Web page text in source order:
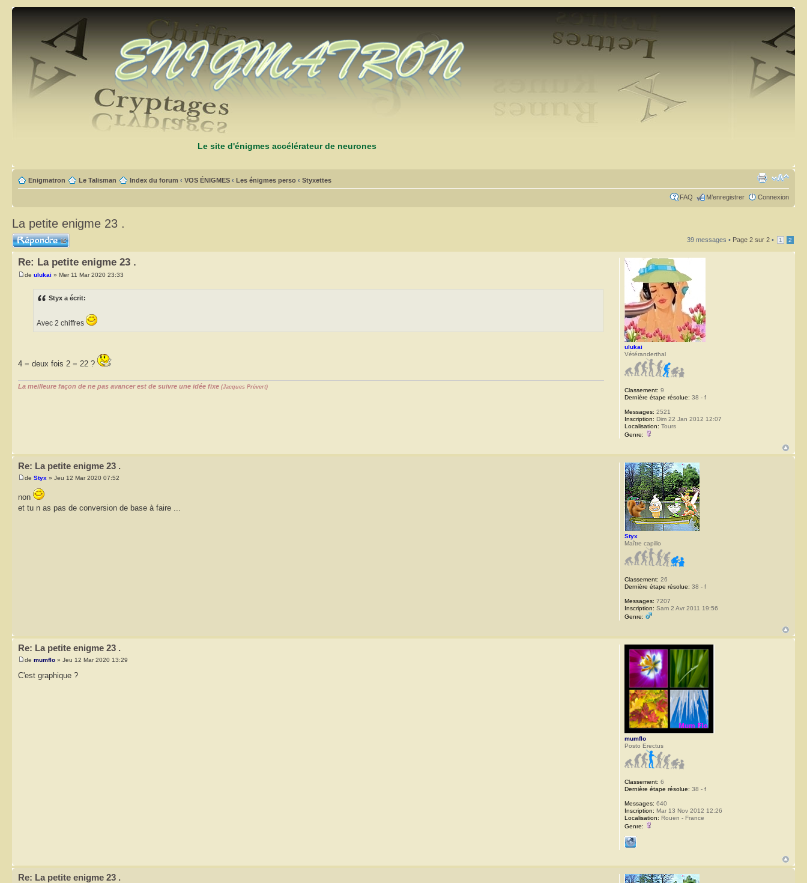
Le site d'énigmes accélérateur de neurones
Enigmatron Le Talisman Index du forum ‹ VOS ÉNIGMES ‹ Les énigmes perso ‹ Styxettes
FAQ M’enregistrer Connexion
La petite enigme 23 .
Répondre 39 messages • Page 2 sur 2 • 1 2
Re: La petite enigme 23 .
de ulukai » Mer 11 Mar 2020 23:33
Styx a écrit:
Avec 2 chiffres
4 = deux fois 2 = 22 ?
La meilleure façon de ne pas avancer est de suivre une idée fixe (Jacques Prévert)
ulukai
Vétéranderthal
Classement: 9
Dernière étape résolue: 38 - f
Messages: 2521
Inscription: Dim 22 Jan 2012 12:07
Localisation: Tours
Genre:
Re: La petite enigme 23 .
de Styx » Jeu 12 Mar 2020 07:52
non
et tu n as pas de conversion de base à faire ...
Styx
Maître capillo
Classement: 26
Dernière étape résolue: 38 - f
Messages: 7207
Inscription: Sam 2 Avr 2011 19:56
Genre:
Re: La petite enigme 23 .
de mumflo » Jeu 12 Mar 2020 13:29
C'est graphique ?
mumflo
Posto Erectus
Classement: 6
Dernière étape résolue: 38 - f
Messages: 640
Inscription: Mar 13 Nov 2012 12:26
Localisation: Rouen - France
Genre:
Re: La petite enigme 23 .